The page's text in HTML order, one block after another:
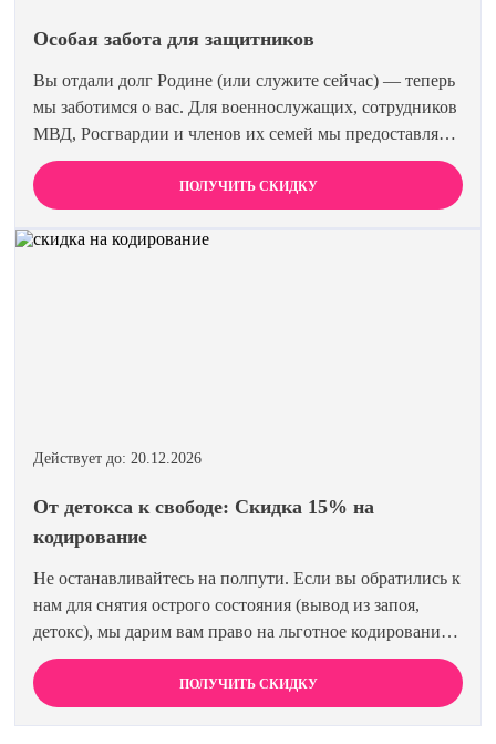
Особая забота для защитников
Вы отдали долг Родине (или служите сейчас) — теперь
мы заботимся о вас. Для военнослужащих, сотрудников
МВД, Росгвардии и членов их семей мы предоставляем
скидку 15% на все виды лечения и кодирования.
Полная анонимность и уважение к вашему статусу
гарантированы. Действуйте по удостоверению.
ПОЛУЧИТЬ СКИДКУ
Действует до: 20.12.2026
От детокса к свободе: Скидка 15% на
кодирование
Не останавливайтесь на полпути. Если вы обратились к
нам для снятия острого состояния (вывод из запоя,
детокс), мы дарим вам право на льготное кодирование.
Просто предъявите документ об оплате первичной
процедуры, и получите скидку 15% на любой метод
кодирования в нашей клинике. Ваш путь к трезвости
ПОЛУЧИТЬ СКИДКУ